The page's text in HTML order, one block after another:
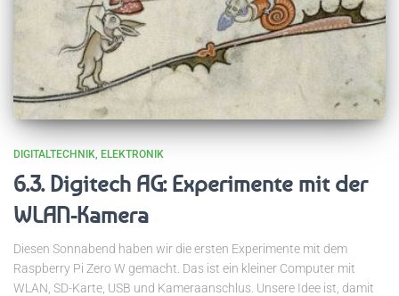
DIGITALTECHNIK ELEKTRONIK
6.3. Digitech AG: Experimente mit der
WLAN-Kamera
Diesen Sonnabend haben wir die ersten Experimente mit dem
Raspberry Pi Zero W gemacht. Das ist ein kleiner Computer mit
WLAN, SD-Karte, USB und Kameraanschlus. Unsere Idee ist, damit